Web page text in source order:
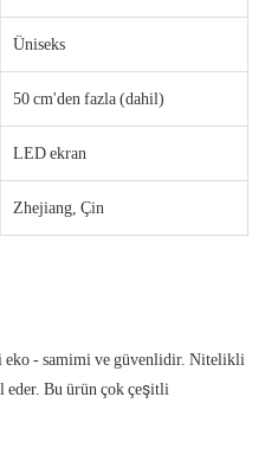
Üniseks
50 cm'den fazla (dahil)
LED ekran
Zhejiang, Çin
eko - samimi ve güvenlidir. Nitelikli
eder. Bu ürün çok çeşitli